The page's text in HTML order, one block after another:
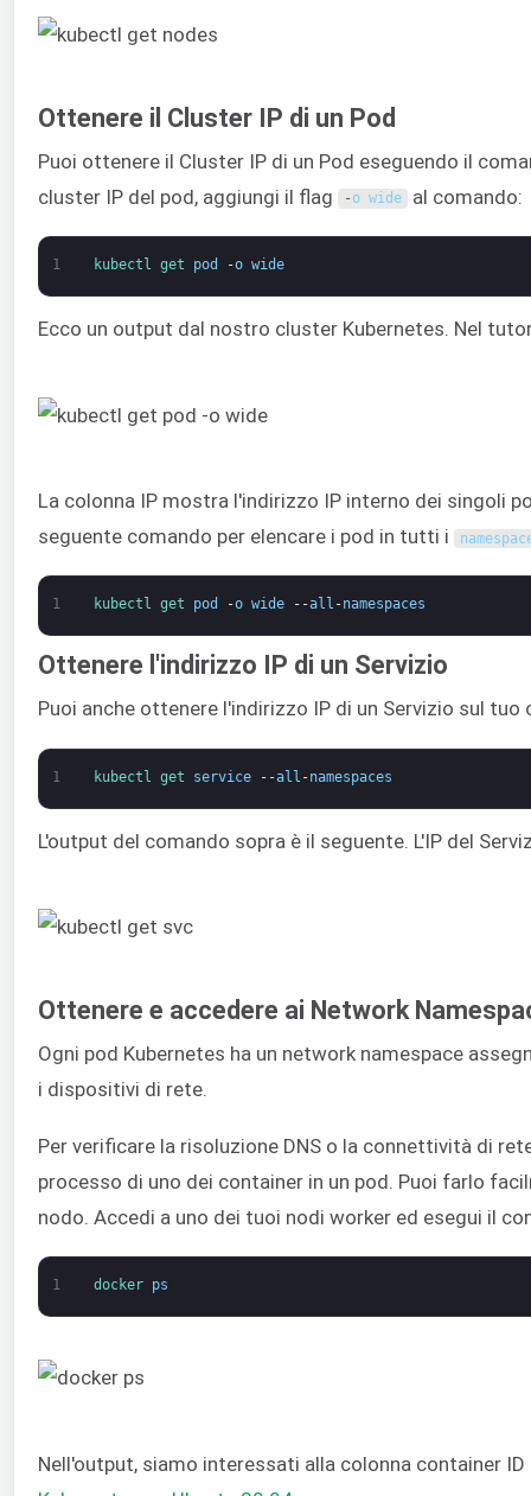
Ottenere il Cluster IP di un Pod
Puoi ottenere il Cluster IP di un Pod eseguendo il
cluster IP del pod, aggiungi il flag
- o wide al comando:
1 kubectl get pod -o wide
Ecco un output dal nostro cluster Kubernetes. Nel
La colonna IP mostra l'indirizzo IP interno dei singoli
seguente comando per elencare i pod in tutti i
1 kubectl get pod -o wide --all -namespaces
Ottenere l'indirizzo IP di un Servizio
Puoi anche ottenere l'indirizzo IP di un Servizio sul
1 kubectl get service --all -namespaces
L'output del comando sopra è il seguente. L'IP del
Ottenere e accedere ai Network
Ogni pod Kubernetes ha un network namespace
i dispositivi di rete.
Per verificare la risoluzione DNS o la connettività di
processo di uno dei container in un pod. Puoi farlo
nodo. Accedi a uno dei tuoi nodi worker ed esegui il
1 docker ps
Nell'output, siamo interessati alla colonna container